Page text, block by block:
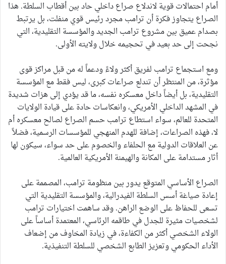
أمام احتمالات قوية لاندلاع صراع داخلي حاد بين أقطاب السلطة. هذا
الصراع يتجاوز فكرة أن ترامب مجرد رئيس قوي منفلت، بل يرتبط
بصدام عميق بين مشروع ترامب الجديد والمؤسسة التقليدية، التي
نجحت إلى حد بعيد في تحجيمه خلال ولايته الأولى.
ومع استجماع ترامب لفريق أكثر ولاءً ودعماً له من قبل مراكز قوى
مؤثرة، من المنتظر أن تندلع صراعات كبرى، ليس فقط مع المؤسسة
التقليدية، بل أيضاً داخل معسكره نفسه، ما قد يؤدي إلى هزات شديدة
في المشهد الداخلي الأمريكي، وانعكاسات حادة على قيادة الولايات
المتحدة للعالم، سواء استطاع ترامب حسم الصراع لصالح معسكره أم
لا، فهذه الصراعات، إضافة للهدم المنهجي للمؤسسات الرسمية، فضلاً
عن العلاقات الدولية مع الحلفاء والخصوم على حد سواء، سيكون لها
أثار مستدامة على المكانة والهيمنة الأمريكية العالمية.
الصراع الأساسي المتوقع يدور بين منظومة ترامب، المصممة على
إعادة صياغة أسس السلطة الفيدرالية، والمؤسسة التقليدية التي
تسعى للحفاظ على الوضع الراهن. وقد ساهمت اختيارات ترامب
لشخصيات مثيرة للجدل في طاقمه الرئاسي، المعتمدة أساساً على
الولاء الشخصي أكثر من الكفاءة، في زيادة المخاوف من إضعاف
الأداء الحكومي وتعزيز الطابع الشخصي للسلطة التنفيذية.